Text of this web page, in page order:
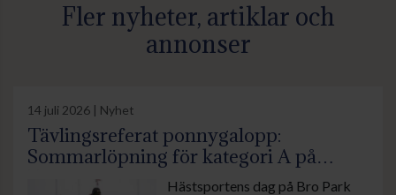
Fler nyheter, artiklar och
annonser
14 juli 2026 | Nyhet
Tävlingsreferat ponnygalopp:
Sommarlöpning för kategori A på
Hästsportens DagHästsportens dag på Bro Park